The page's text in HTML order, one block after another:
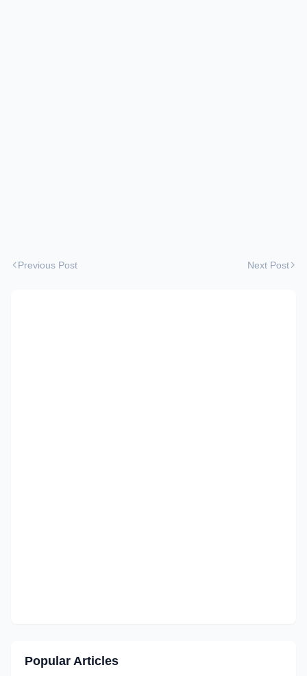
Previous Post Next Post
Popular Articles